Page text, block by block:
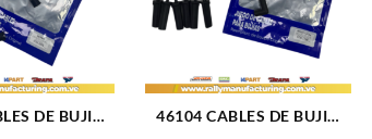
DE BUJIA
46104 CABLES DE BUJIA